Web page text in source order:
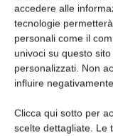
accedere alle
tecnologie
personali come il
univoci su questo
personalizzati. Non
influire
Clicca qui sotto per
scelte dettagliate. Le
EDICOLA